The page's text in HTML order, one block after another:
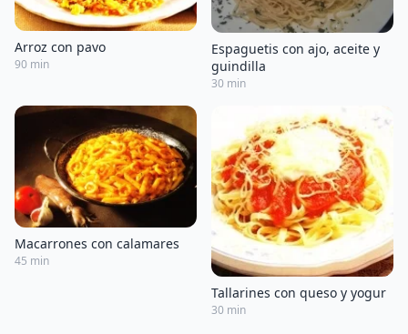
Arroz con pavo
90 min
Espaguetis con ajo, aceite y
guindilla
30 min
Macarrones con calamares
45 min
Tallarines con queso y yogur
30 min